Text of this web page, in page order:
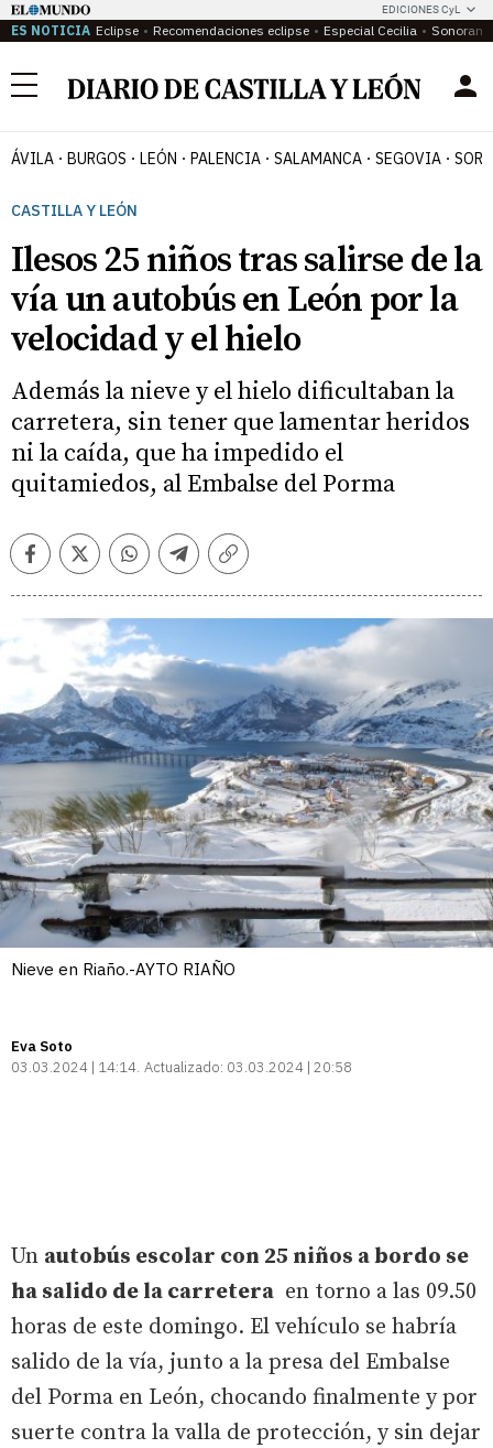
EDICIONES CyL
ES NOTICIA Eclipse Recomendaciones eclipse Especial Cecilia
Menú
ÁVILA BURGOS LEÓN PALENCIA SALAMANCA SEGOVIA
CASTILLA Y LEÓN
Ilesos 25 niños tras salirse de la
vía un autobús en León por la
velocidad y el hielo
Además la nieve y el hielo dificultaban la
carretera, sin tener que lamentar heridos
ni la caída, que ha impedido el
quitamiedos, al Embalse del Porma
FacebookTwitterWhatsappTelegramCopiar
Nieve en Riaño.-AYTO RIAÑO
Eva Soto
03.03.2024 | 14:14 Actualizado: 03.03.2024 | 20:58
Un autobús escolar con 25 niños a bordo se
ha salido de la carretera en torno a las 09.50
horas de este domingo. El vehículo se habría
salido de la vía, junto a la presa del Embalse
del Porma en León, chocando finalmente y por
suerte contra la valla de protección, y sin dejar